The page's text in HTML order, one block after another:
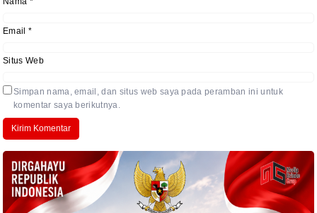
Email *
Situs Web
Simpan nama, email, dan situs web saya pada peramban ini untuk
komentar saya berikutnya.